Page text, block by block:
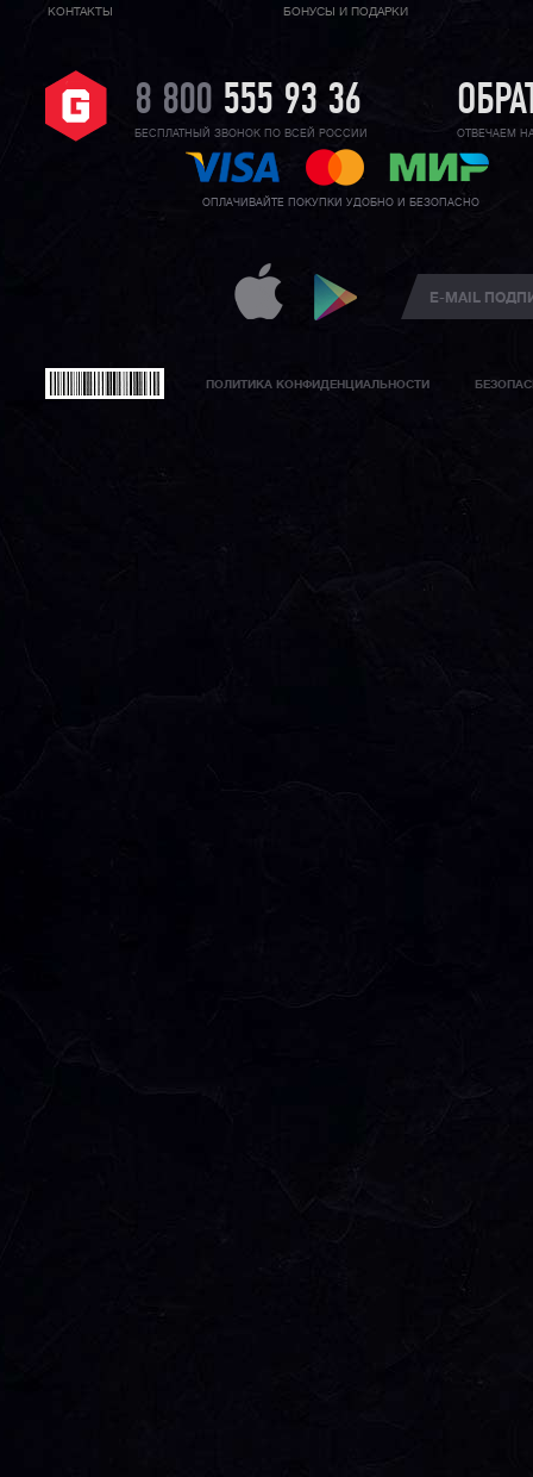
КОНТАКТЫ БОНУСЫ И ПОДАРКИ
8 800 555 93 36
БЕСПЛАТНЫЙ ЗВОНОК ПО ВСЕЙ РОССИИ ОТВЕЧАЕМ
ОПЛАЧИВАЙТЕ ПОКУПКИ УДОБНО И БЕЗОПАСНО
ПОЛИТИКА КОНФИДЕНЦИАЛЬНОСТИ